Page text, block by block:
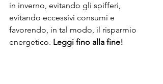
in inverno, evitando gli spifferi,
evitando eccessivi consumi e
favorendo, in tal modo, il risparmio
energetico. Leggi fino alla fine!